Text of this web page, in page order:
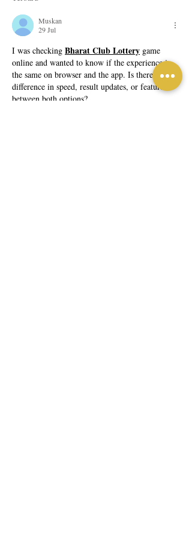
Muskan
29 Jul
I was checking Bharat Club Lottery game
online and wanted to know if the experience is
the same on browser and the app. Is there any
difference in speed, result updates, or features
between both options?